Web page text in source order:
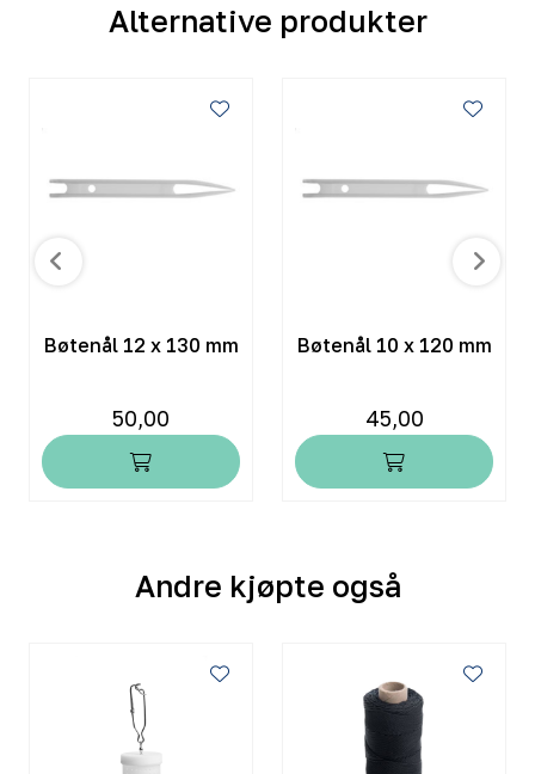
Alternative produkter
Bøtenål 12 x 130 mm
50,00
Bøtenål 10 x 120 mm
45,00
Andre kjøpte også